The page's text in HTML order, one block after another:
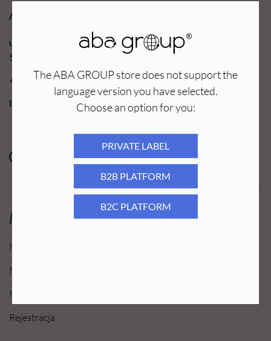
The ABA GROUP store does not support the
language version you have selected.
Choose an option for you:
PRIVATE LABEL
B2B PLATFORM
B2C PLATFORM
Moje Konto
Moje konto
Moje Zamówienia
Moje Ulubione
Rejestracja
Aba Group
ul. Robotnicza 70D
53-608 Wrocław
+48 71 727 60 16
bok@e-abagroup.com